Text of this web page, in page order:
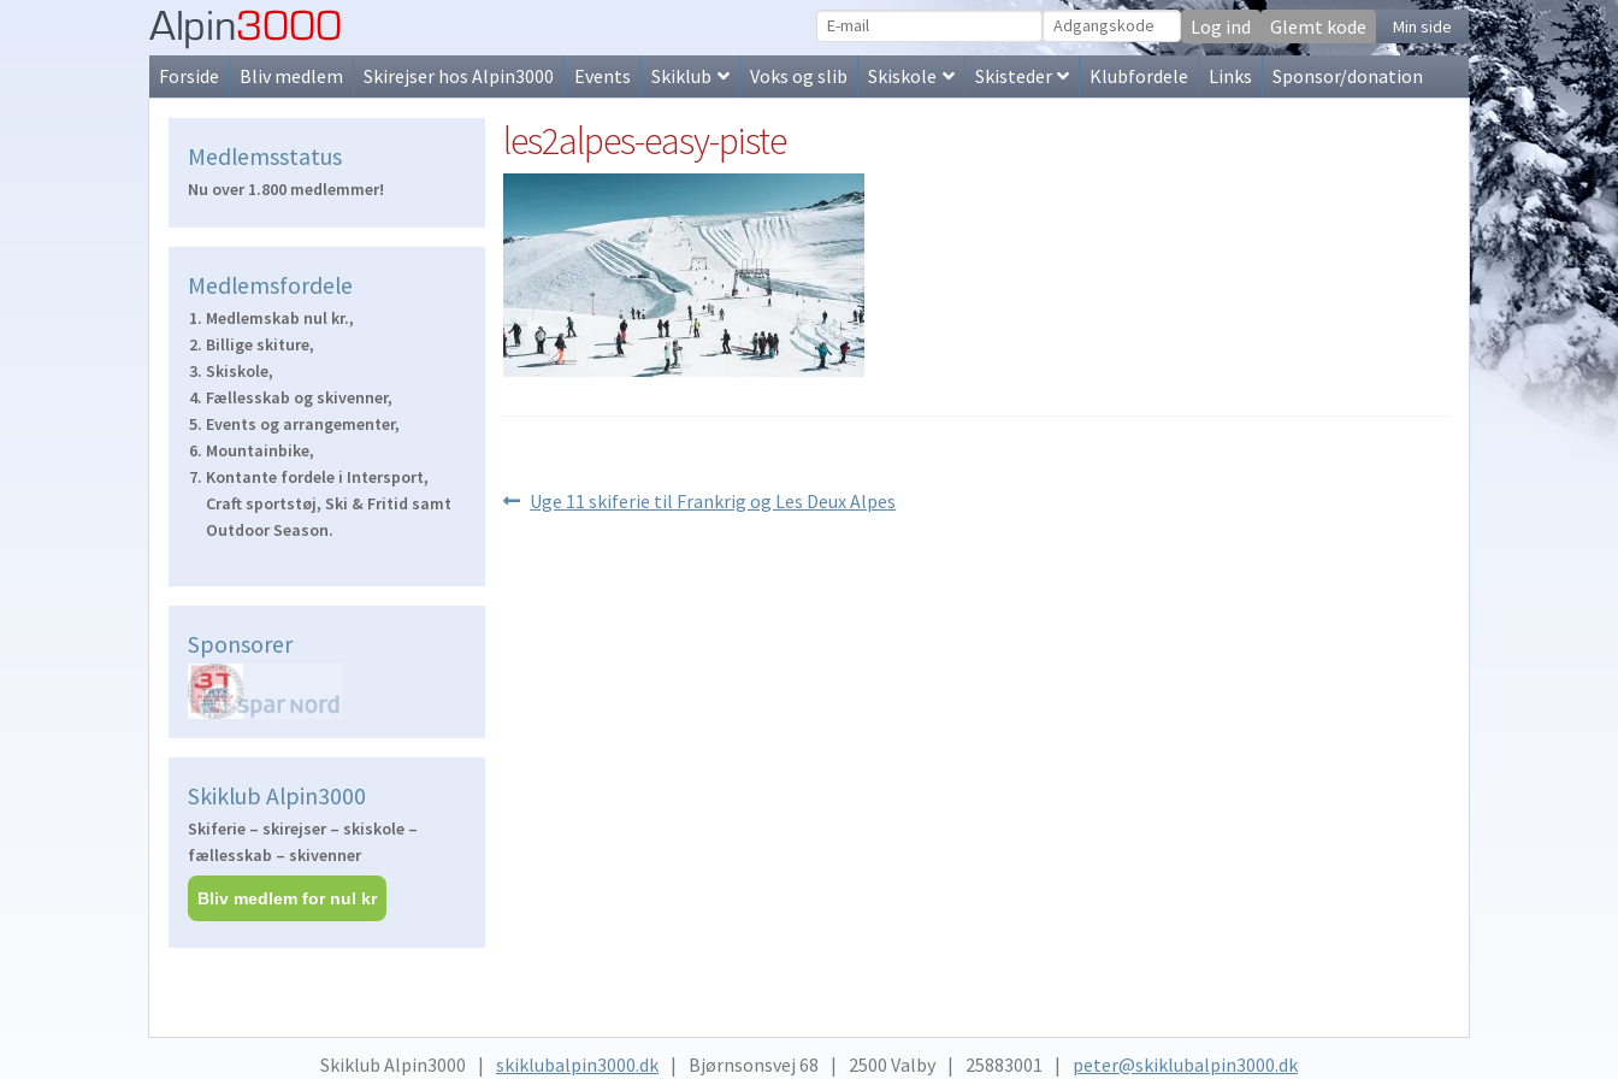
Spring
til
navigation
Spring
til
indhold
Min side
Glemt kode
Forside Bliv medlem Skirejser hos Alpin3000 Events Skiklub Voks og slib Skiskole Skisteder Klubfordele Links Sponsor/donation
les2alpes-easy-piste
Indlægsnavigation
Forrige
Uge 11 skiferie til Frankrig og Les Deux Alpes
Medlemsstatus
Nu over 1.800 medlemmer!
Medlemsfordele
Medlemskab nul kr.,
Billige skiture,
Skiskole,
Fællesskab og skivenner,
Events og arrangementer,
Mountainbike,
Kontante fordele i Intersport,
Craft sportstøj, Ski & Fritid samt
Outdoor Season.
Sponsorer
Skiklub Alpin3000
Skiferie – skirejser – skiskole –
fællesskab – skivenner
Bliv medlem for nul kr
Skiklub Alpin3000 skiklubalpin3000.dk Bjørnsonsvej 68 2500 Valby 25883001 peter@skiklubalpin3000.dk